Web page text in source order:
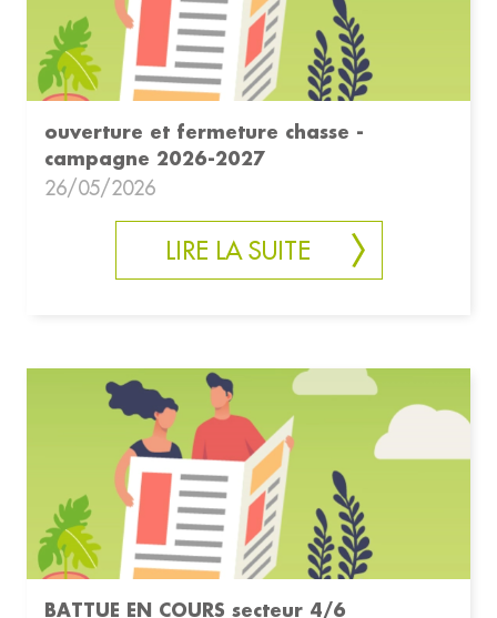
ouverture et fermeture chasse -
campagne 2026-2027
26/05/2026
LIRE LA SUITE
BATTUE EN COURS secteur 4/6